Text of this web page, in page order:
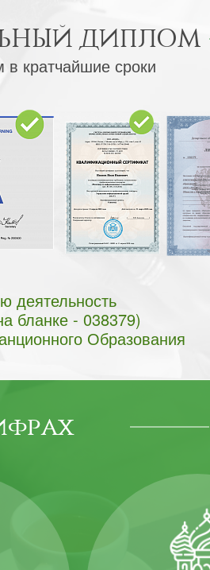
ДИПЛОМ
кратчайшие сроки
деятельность
бланке - 038379)
Образования